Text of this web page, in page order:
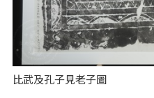
比武及孔子見老子圖